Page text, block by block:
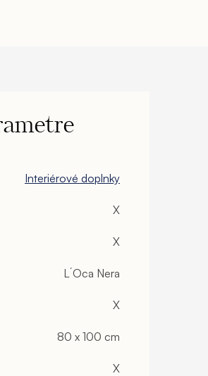
Interiérové doplnky
X
X
L´Oca Nera
X
80 x 100 cm
X